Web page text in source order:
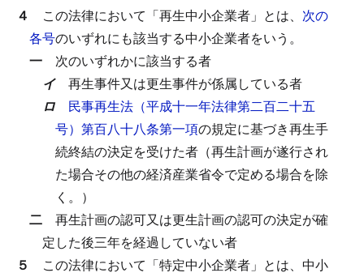
４ この法律において「再生中小企業者」とは、 次の
各号のいずれにも該当する中小企業者をいう。
一 次のいずれかに該当する者
イ 再生事件又は更生事件が係属している者
ロ 民事再生法（平成十一年法律第二百二十五
号）第百八十八条第一項の規定に基づき再生手
続終結の決定を受けた者（再生計画が遂行され
た場合その他の経済産業省令で定める場合を除
く。）
二 再生計画の認可又は更生計画の認可の決定が確
定した後三年を経過していない者
５ この法律において「特定中小企業者」とは、中小